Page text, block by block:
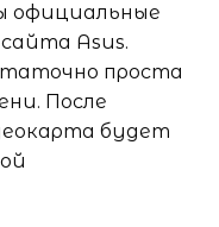
официальные
Asus.
проста
После
будет